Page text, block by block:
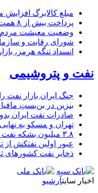
مبلغ کالابرگ افزایش
پرداخت بیش از ۸ همت وام ازدواج به زوج‌های جوان توسط بانک ملی ایران
وضعیت معیشت مردم و
شورای رقابت و
انسداد تنگه هرمز،
نفت و پتروشیمی
جنگ ایران بازار نفت
بنزین در بن‌بستِ
صادرات نفت ایران
تهران و مسکو به
۳.۸ میلیون بشکه نفت خام ایران از محاصره آمریکا عبور کرد
عبور اولین نفتکش از
ذخایر نفت کشورهای ثروتمند
اخبار سایتآرشیو